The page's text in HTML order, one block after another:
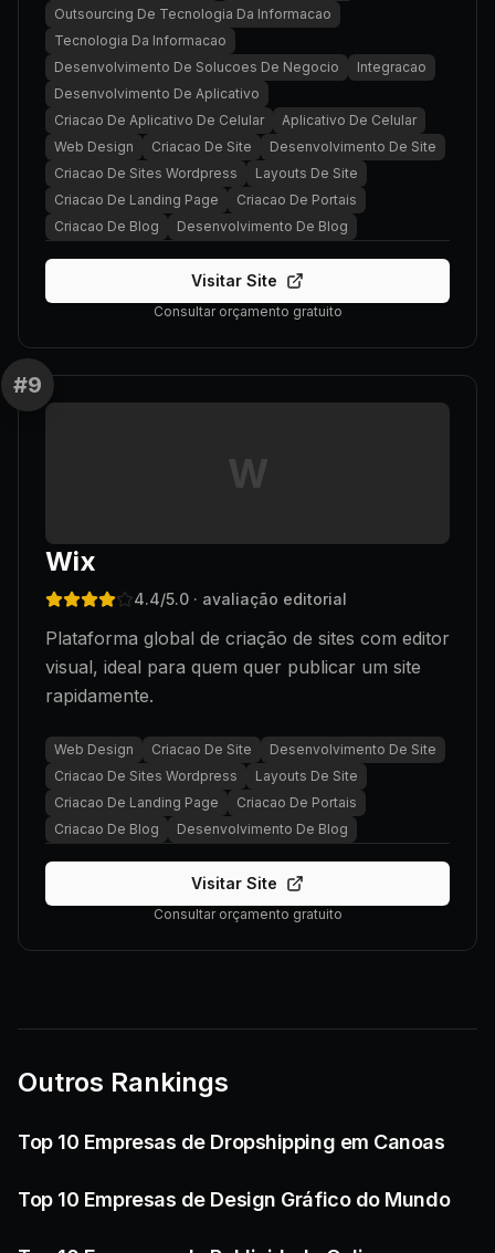
Outsourcing De Tecnologia Da Informacao
Tecnologia Da Informacao
Desenvolvimento De Solucoes De Negocio
Integracao
Desenvolvimento De Aplicativo
Criacao De Aplicativo De Celular
Aplicativo De Celular
Web Design
Criacao De Site
Desenvolvimento De Site
Criacao De Sites Wordpress
Layouts De Site
Criacao De Landing Page
Criacao De Portais
Criacao De Blog
Desenvolvimento De Blog
Visitar Site
Consultar orçamento gratuito
#9
W
Wix
4.4/5.0 · avaliação editorial
Plataforma global de criação de sites com editor
visual, ideal para quem quer publicar um site
rapidamente.
Web Design Criacao De Site
Desenvolvimento De Site
Criacao De Sites Wordpress
Layouts De Site
Criacao De Landing Page
Criacao De Portais
Criacao De Blog
Desenvolvimento De Blog
Visitar Site
Consultar orçamento gratuito
Outros Rankings
Top 10 Empresas de Dropshipping em Canoas
Top 10 Empresas de Design Gráfico do Mundo